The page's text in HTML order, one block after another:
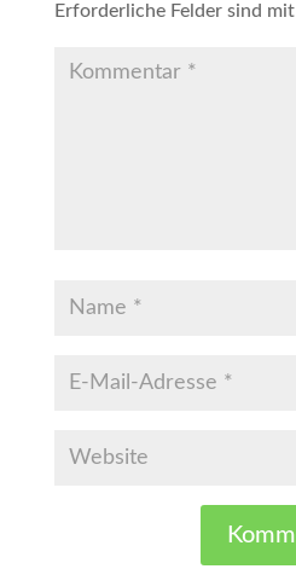
Erforderliche Felder sind mit